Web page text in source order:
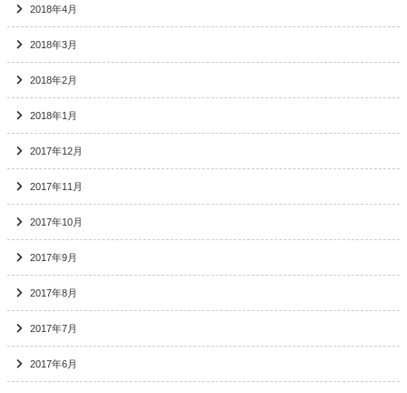
2018年4月
2018年3月
2018年2月
2018年1月
2017年12月
2017年11月
2017年10月
2017年9月
2017年8月
2017年7月
2017年6月